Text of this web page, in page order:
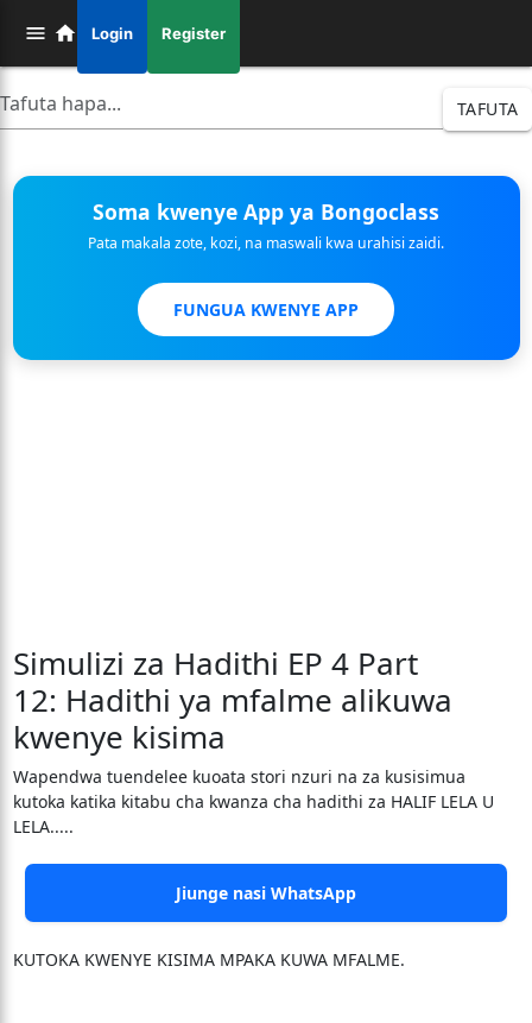
Login Register
TAFUTA
Soma kwenye App ya Bongoclass
Pata makala zote, kozi, na maswali kwa urahisi zaidi.
FUNGUA KWENYE APP
Simulizi za Hadithi EP 4 Part
12: Hadithi ya mfalme alikuwa
kwenye kisima
Wapendwa tuendelee kuoata stori nzuri na za kusisimua
kutoka katika kitabu cha kwanza cha hadithi za HALIF LELA U
LELA.....
Jiunge nasi WhatsApp
KUTOKA KWENYE KISIMA MPAKA KUWA MFALME.